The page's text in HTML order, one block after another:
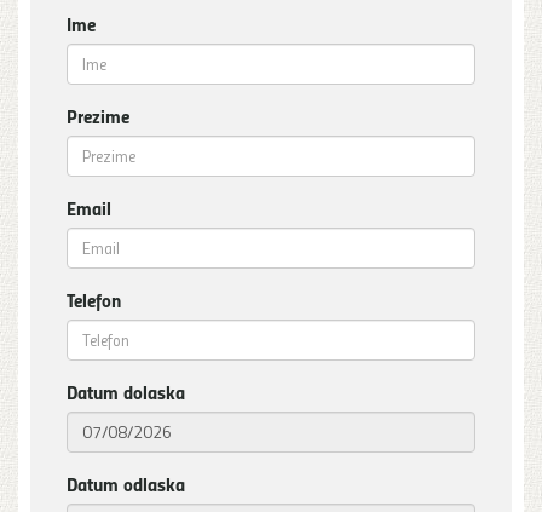
Ime
Prezime
Email
Telefon
Datum dolaska
Datum odlaska